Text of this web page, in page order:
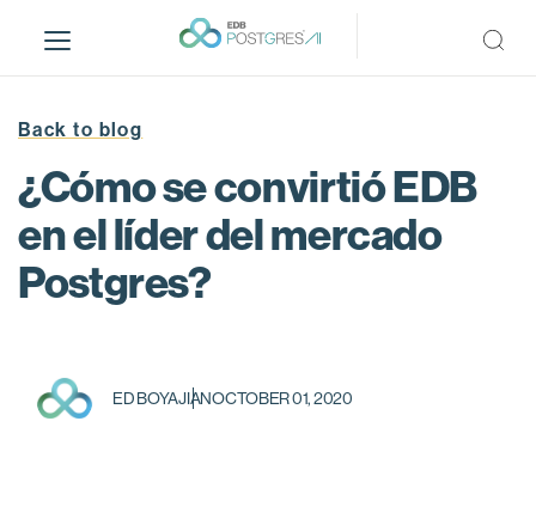
i
Back to blog
¿Cómo se convirtió EDB
en el líder del mercado
Postgres?
ED BOYAJIANOCTOBER 01, 2020